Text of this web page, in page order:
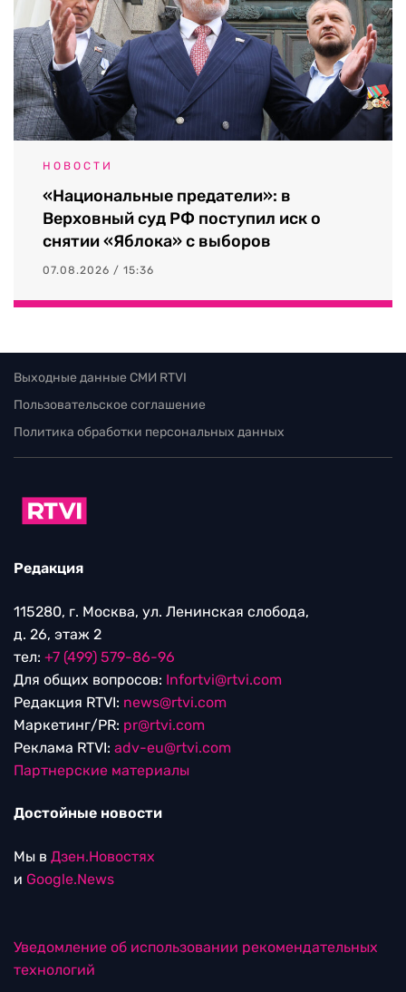
НОВОСТИ
«Национальные предатели»: в
Верховный суд РФ поступил иск о
снятии «Яблока» с выборов
07.08.2026 / 15:36
Выходные данные СМИ RTVI
Пользовательское соглашение
Политика обработки персональных данных
Редакция
115280, г. Москва, ул. Ленинская слобода,
д. 26, этаж 2
тел: +7 (499) 579-86-96
Для общих вопросов: Infortvi@rtvi.com
Редакция RTVI: news@rtvi.com
Маркетинг/PR: pr@rtvi.com
Реклама RTVI: adv-eu@rtvi.com
Партнерские материалы
Достойные новости
Мы в Дзен.Новостях
и Google.News
Уведомление об использовании рекомендательных
технологий